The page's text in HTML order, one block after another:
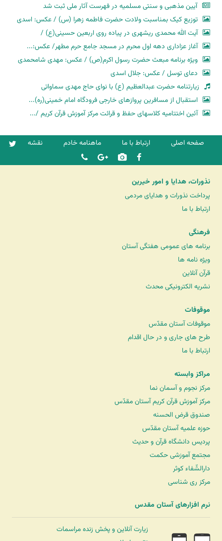
آیین مذهبی و سنتی مسلمیه در فهرست آثار ملی ثبت شد
توزیع کیک بمناسبت ولادت حضرت فاطمه زهرا (س) / عکس: اسدی
آیت الله محمدی ریشهری در پیاده روی اربعین حسینی(ع) /
آغاز عزاداری دهه اول محرم در مسجد جامع حرم مطهر/ عکس:...
ویژه برنامه مبعث حضرت رسول اکرم(ص) / عکس: مهدی شامحمدی
دعای توسل / عکس: جلال اسدی
زیارتنامه حضرت عبدالعظیم (ع) با نوای حاج مهدی سماواتی
استقبال از مسافرین پروازهای خارجی فرودگاه امام خمینی(ره)...
آئین اختتامیه کلاسهای حفظ و قرائت مرکز آموزش قرآن کریم /...
صفحه اصلی ارتباط با ما ماهنامه خادم نقشه
نذورات، هدایا و امور خیرین
پرداخت نذورات و هدایای مردمی
ارتباط با ما
فرهنگی
برنامه های عمومی هفتگی آستان
ویژه نامه ها
قرآن آنلاین
نشریه الکترونیکی محدث
موقوفات
موقوفات آستان مقدّس
طرح های جاری و در حال اقدام
ارتباط با ما
مراکز وابسته
مرکز نجوم و آسمان نما
مرکز آموزش قرآن کریم آستان مقدّس
صندوق قرض الحسنه
حوزه علمیه آستان مقدّس
پردیس دانشگاه قرآن و حدیث
مجتمع آموزشی حکمت
دارالشّفاء کوثر
مرکز ری شناسی
نرم افزارهای آستان مقدس
زیارت آنلاین و پخش زنده مراسمات